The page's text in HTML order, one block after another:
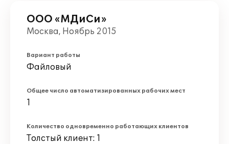
ООО «МДиСи»
Москва, Ноябрь 2015
Вариант работы
Файловый
Общее число автоматизированных рабочих мест
1
Количество одновременно работающих клиентов
Толстый клиент: 1